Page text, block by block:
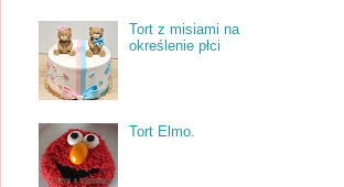
Tort z misiami na
określenie płci
Tort Elmo.